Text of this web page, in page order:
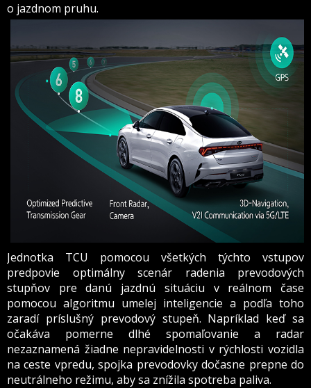
o jazdnom pruhu.
Jednotka TCU pomocou všetkých týchto vstupov
predpovie optimálny scenár radenia prevodových
stupňov pre danú jazdnú situáciu v reálnom čase
pomocou algoritmu umelej inteligencie a podľa toho
zaradí príslušný prevodový stupeň. Napríklad keď sa
očakáva pomerne dlhé spomaľovanie a radar
nezaznamená žiadne nepravidelnosti v rýchlosti vozidla
na ceste vpredu, spojka prevodovky dočasne prepne do
neutrálneho režimu, aby sa znížila spotreba paliva.